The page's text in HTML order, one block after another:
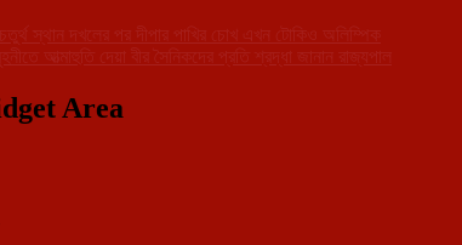
স্থান দখলের পর দীপার পাখির চোখ এখন টোকিও অলিম্পিক
আত্মাহুতি দেয়া বীর সৈনিকদের প্রতি শ্রদ্ধা জানান রাজ্যপাল
Area